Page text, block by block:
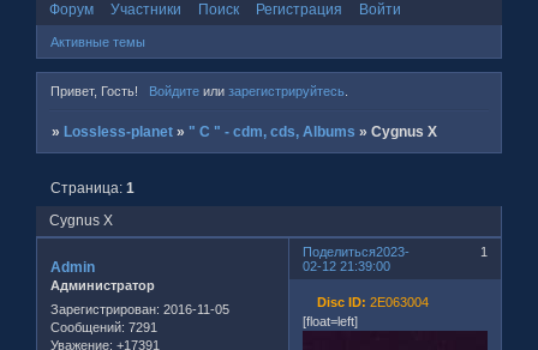
Форум Участники Поиск Регистрация Войти
Активные темы
Привет, Гость! Войдитеили зарегистрируйтесь.
» Lossless-planet » " C " - cdm, cds, Albums »Cygnus X
Cygnus X
Страница:1
Поделиться 1
2023-
02-12 21:39:00
Admin
Администратор
Зарегистрирован: 2016-11-05
Сообщений: 7291
Уважение: +17391
Disc ID: 2E063004
[float=left]